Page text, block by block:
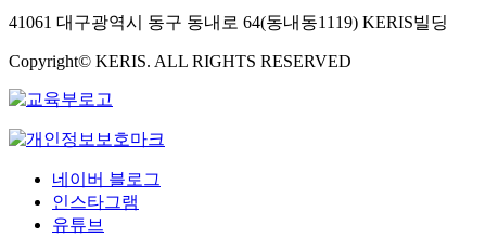
41061 대구광역시 동구 동내로 64(동내동1119) KERIS빌딩
Copyright© KERIS. ALL RIGHTS RESERVED
네이버 블로그
인스타그램
유튜브